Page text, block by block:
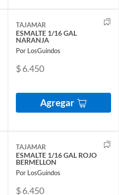
TAJAMAR
ESMALTE 1/16 GAL
NARANJA
Por LosGuindos
$ 6.450
Agregar
TAJAMAR
ESMALTE 1/16 GAL ROJO
BERMELLON
Por LosGuindos
$ 6.450